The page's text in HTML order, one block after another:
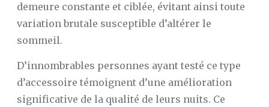
demeure constante et ciblée, évitant ainsi toute
variation brutale susceptible d’altérer le
sommeil.
D’innombrables personnes ayant testé ce type
d’accessoire témoignent d’une amélioration
significative de la qualité de leurs nuits. Ce